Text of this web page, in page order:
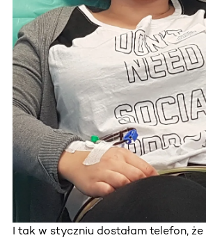
I tak w styczniu dostałam telefon,